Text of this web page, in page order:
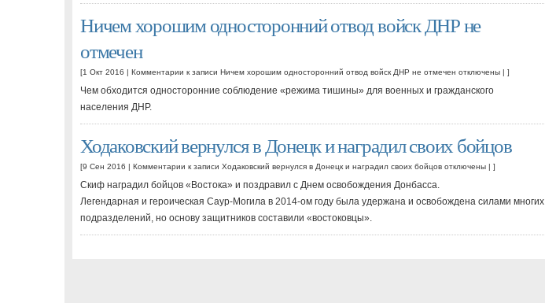
Ничем хорошим односторонний отвод войск ДНР не
отмечен
[1 Окт 2016 | Комментарии к записи Ничем хорошим односторонний отвод войск ДНР не отмечен отключены | ]
Чем обходится односторонние соблюдение «режима тишины» для военных и гражданского
населения ДНР.
Ходаковский вернулся в Донецк и наградил своих бойцов
[9 Сен 2016 | Комментарии к записи Ходаковский вернулся в Донецк и наградил своих бойцов отключены | ]
Скиф наградил бойцов «Востока» и поздравил с Днем освобождения Донбасса.
Легендарная и героическая Саур-Могила в 2014-ом году была удержана и освобождена силами многих
подразделений, но основу защитников составили «востоковцы».